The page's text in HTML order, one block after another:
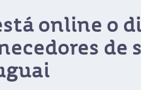
online o
de